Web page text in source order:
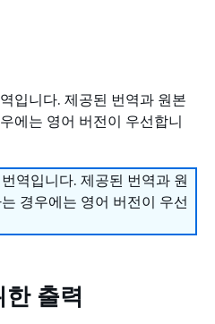
입니다. 제공된 번역과 원본
에는 영어 버전이 우선합니
역입니다. 제공된 번역과 원
경우에는 영어 버전이 우선
출력